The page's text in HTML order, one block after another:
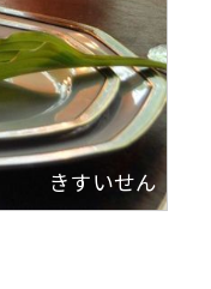
きすいせん